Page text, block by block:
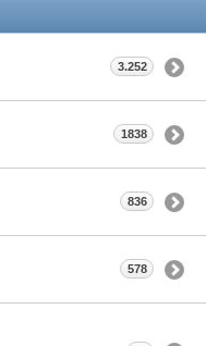
3.252
1838
836
578